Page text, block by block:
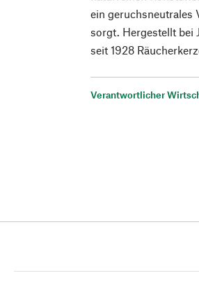
ein geruchsneutrales
sorgt. Hergestellt bei
seit 1928
Verantwortlicher